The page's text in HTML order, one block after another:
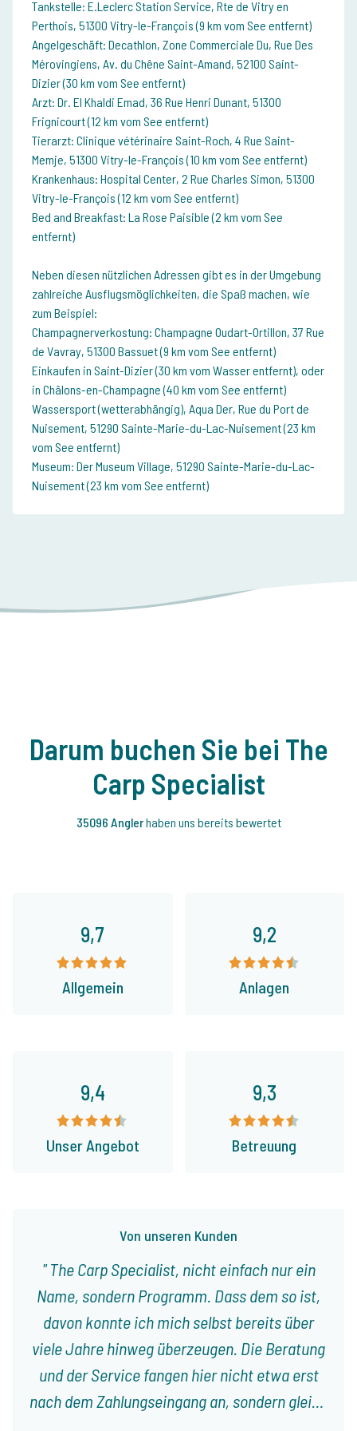
Tankstelle: E.Leclerc Station Service, Rte de Vitry en
Perthois, 51300 Vitry-le-François (9 km vom See entfernt)
Angelgeschäft: Decathlon, Zone Commerciale Du, Rue Des
Mérovingiens, Av. du Chêne Saint-Amand, 52100 Saint-
Dizier (30 km vom See entfernt)
Arzt: Dr. El Khaldi Emad, 36 Rue Henri Dunant, 51300
Frignicourt (12 km vom See entfernt)
Tierarzt: Clinique vétérinaire Saint-Roch, 4 Rue Saint-
Memje, 51300 Vitry-le-François (10 km vom See entfernt)
Krankenhaus: Hospital Center, 2 Rue Charles Simon, 51300
Vitry-le-François (12 km vom See entfernt)
Bed and Breakfast: La Rose Paisible (2 km vom See
entfernt)
Neben diesen nützlichen Adressen gibt es in der Umgebung
zahlreiche Ausflugsmöglichkeiten, die Spaß machen, wie
zum Beispiel:
Champagnerverkostung: Champagne Oudart-Ortillon, 37 Rue
de Vavray, 51300 Bassuet (9 km vom See entfernt)
Einkaufen in Saint-Dizier (30 km vom Wasser entfernt), oder
in Châlons-en-Champagne (40 km vom See entfernt)
Wassersport (wetterabhängig), Aqua Der, Rue du Port de
Nuisement, 51290 Sainte-Marie-du-Lac-Nuisement (23 km
vom See entfernt)
Museum: Der Museum Village, 51290 Sainte-Marie-du-Lac-
Nuisement (23 km vom See entfernt)
Darum buchen Sie bei The
Carp Specialist
35096 Anglerhaben uns bereits bewertet
9,7
Allgemein
9,2
Anlagen
Von unseren Kunden
The Carp Specialist, nicht einfach nur ein
Name, sondern Programm. Dass dem so ist,
davon konnte ich mich selbst bereits über
viele Jahre hinweg überzeugen. Die Beratung
und der Service fangen hier nicht etwa erst
nach dem Zahlungseingang an, sondern gleich
9,4
Unser Angebot
9,3
Betreuung